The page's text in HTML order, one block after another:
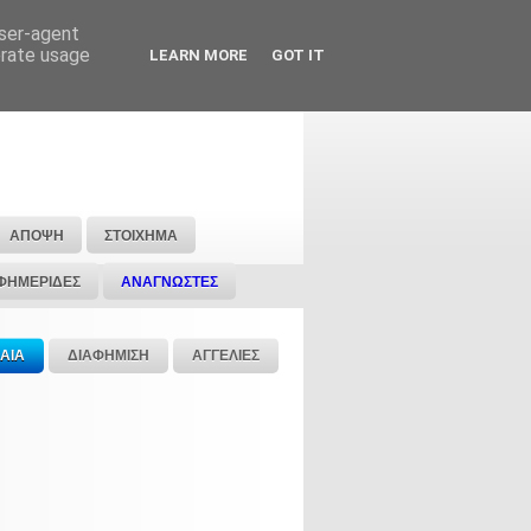
ΑΠΟΨΗ ΣΤΟΙΧΗΜΑ
ΑΝΑΓΝΩΣΤΕΣ
ΔΙΑΦΗΜΙΣΗ ΑΓΓΕΛΙΕΣ
agent
usage
LEARN MORE GOT IT